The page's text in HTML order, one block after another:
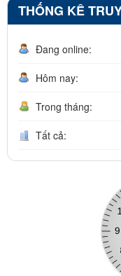
THỐNG KÊ
Đang online:
Hôm nay:
Trong tháng:
Tất cả: